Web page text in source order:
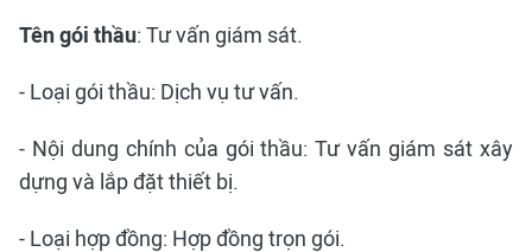
Tên gói thầu: Tư vấn giám sát.
- Loại gói thầu: Dịch vụ tư vấn.
- Nội dung chính của gói thầu: Tư vấn giám sát xây
dựng và lắp đặt thiết bị.
- Loại hợp đồng: Hợp đồng trọn gói.